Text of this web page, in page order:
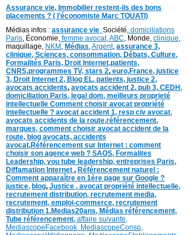
Assurance vie, Immobilier restent-ils des bons
placements ? ( l’économiste Marc TOUATI)
Médias infos : assurance vie, Société, domiciliations
Paris, Économie, femme avocat,ABC, Monde, clinique,
maquillage, NKM , Médias,Argent, assurance 3,
clinique, Sciences, consommation, Débats, Culture,
Formalités Paris, Droit Internet,patients,
CNRS,programmes TV, stars 2, euro,France, justice
3, Droit Internet 2, Blog EL, patients, justice 2,
avocats accidents, avocats accident 2, pub 3, CEDH,
domiciliation Paris, legal dom, meilleurs proprieté
intellectuelle Comment choisir avocat propriété
intellectuelle ? avocat accident 1, resp civ avocat,
avocats accidents de la route,référencement,
marques, comment choisir avocat accident de la
route, blog avocats, accidents
avocat,Référencement sur Internet : comment
choisir son agence web ? SAOS, Formalites
Leadership, you tube leadership, entreprises Paris,
Diffamation Internet , Référencement naturel :
Comment apparaître en 1ère page sur Google ?
justice, blog, Justice , avocat propriété intellectuelle,
recrutement distribution, recrutement media,
recrutement, emploi-commerce, recrutement
distribution 1,Medias20ans, Médias référencement,
Tube référencement, affaire suivante,
MediascopeFacebook, MediascopeConso,